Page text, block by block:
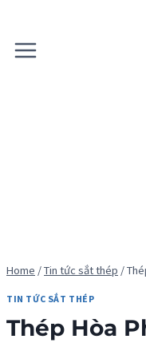
content
Home /Tin tức sắt thép /
TIN TỨC SẮT THÉP
Thép Hòa